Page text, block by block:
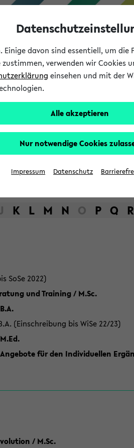
Universität
K L M N O P Q R
SoSe 2022)
und Training / M.Sc.
(Einschreibung bis WiSe 22/23)
für den Individuellen
/ M.Sc.
Einige davon sind essentiell, um
verwenden wir
einsehen und mit der
Alle akzeptieren
Nur notwendige Cookies
Impressum Datenschutz